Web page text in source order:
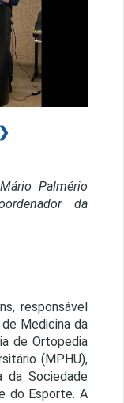
❯
Palmério
da
responsável
Medicina da
de Ortopedia
(MPHU),
da Sociedade
do Esporte. A